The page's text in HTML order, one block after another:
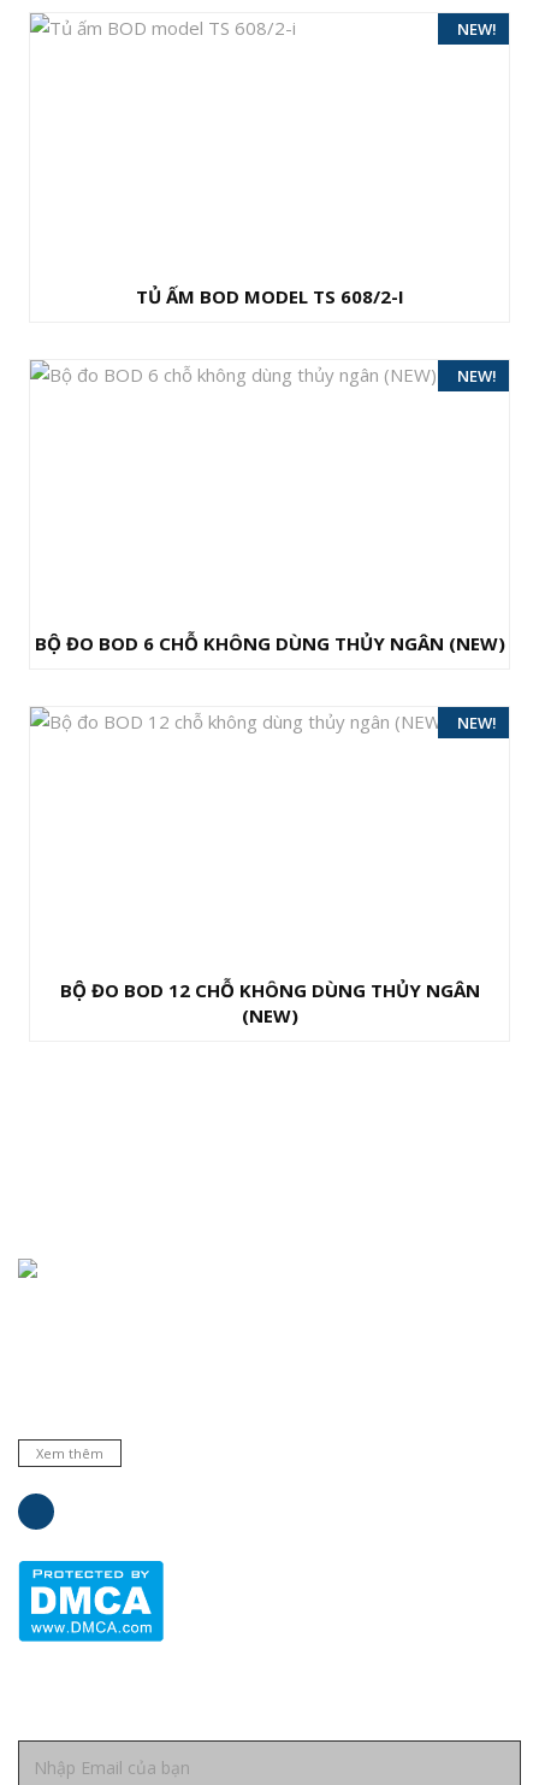
NEW!
TỦ ẤM BOD MODEL TS 608/2-I
HOT!
NEW!
BỘ ĐO BOD 6 CHỖ KHÔNG DÙNG THỦY NGÂN (NEW)
HOT!
NEW!
BỘ ĐO BOD 12 CHỖ KHÔNG DÙNG THỦY NGÂN
(NEW)
Xem thêm